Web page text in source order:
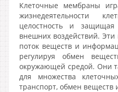
Клеточные мембраны
жизнедеятельности
целостность и
внешних воздействий.
поток веществ и
регулируя обмен
окружающей средой. Они
для множества
транспорт, обмен веществ